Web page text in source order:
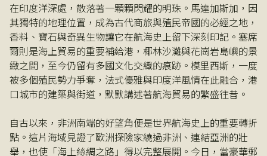
在印度洋深處，散落著一顆顆閃耀的明珠。馬達加斯加，因
其獨特的地理位置，成為古代商旅與殖民帝國的必經之地，
香料、寶石與奇異生物讓它在航海史上留下深刻印記。塞席
爾則是海上貿易的重要補給港，椰林沙灘與花崗岩島嶼的景
緻之間，至今仍留有多國文化交織的痕跡。模里西斯，一度
被多個殖民勢力爭奪，法式優雅與印度洋風情在此融合，港
口城市的建築與街道，默默講述著航海貿易的繁盛往昔。
自古以來，非洲南端的好望角便是世界航海史上的重要轉折
點。這片海域見證了歐洲探險家繞過非洲、連結亞洲的壯
舉，也使「海上絲綢之路」得以完整展開。今日，當豪華郵